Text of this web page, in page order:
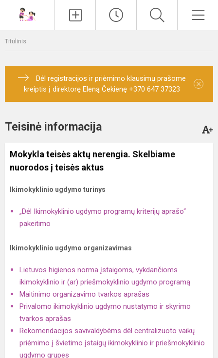
Titulinis
Dėl registracijos ir priėmimo klausimų prašome
kreiptis į direktorę Eleną Čekienę +370 647 37323
×
Teisinė informacija
Mokykla teisės aktų nerengia. Skelbiame
nuorodos į teisės aktus
Ikimokyklinio ugdymo turinys
„Dėl Ikimokyklinio ugdymo programų kriterijų aprašo“
pakeitimo
Ikimokyklinio ugdymo organizavimas
Lietuvos higienos norma įstaigoms, vykdančioms
ikimokyklinio ir (ar) priešmokyklinio ugdymo programą
Maitinimo organizavimo tvarkos aprašas
Privalomo ikimokyklinio ugdymo nustatymo ir skyrimo
tvarkos aprašas
Rekomendacijos savivaldybėms dėl centralizuoto vaikų
priėmimo į švietimo įstaigų ikimokyklinio ir priešmokyklinio
ugdymo grupes